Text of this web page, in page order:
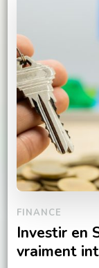
FINANCE
Investir en
vraiment